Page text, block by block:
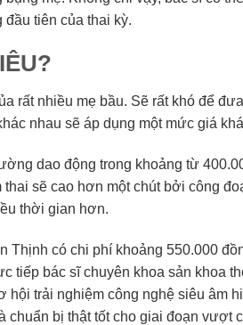
tiên của thai kỳ.
rất nhiều mẹ bầu. Sẽ rất khó để
nhau sẽ áp dụng một mức giá
dao động trong khoảng từ
sẽ cao hơn một chút bởi công
thời gian hơn.
Thịnh có chi phí khoảng 550.000
tiếp bác sĩ chuyên khoa sản khoa
trải nghiệm công nghệ siêu âm
chuẩn bị thật tốt cho giai đoạn vượt